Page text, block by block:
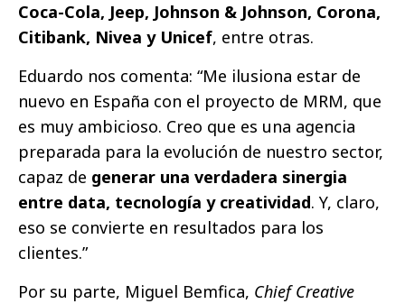
Coca-Cola, Jeep, Johnson & Johnson, Corona,
Citibank, Nivea y Unicef, entre otras.
Eduardo nos comenta: “Me ilusiona estar de
nuevo en España con el proyecto de MRM, que
es muy ambicioso. Creo que es una agencia
preparada para la evolución de nuestro sector,
capaz de generar una verdadera sinergia
entre data, tecnología y creatividad. Y, claro,
eso se convierte en resultados para los
clientes.”
Por su parte, Miguel Bemfica, Chief Creative